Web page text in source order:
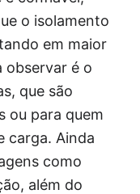
o isolamento
em maior
observar é o
que são
ou para quem
carga. Ainda
como
além do